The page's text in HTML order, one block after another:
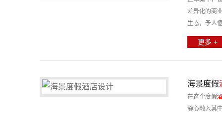
差异化的商
生态，予人
更多 +
海景度假
在这个度假
静心融入其